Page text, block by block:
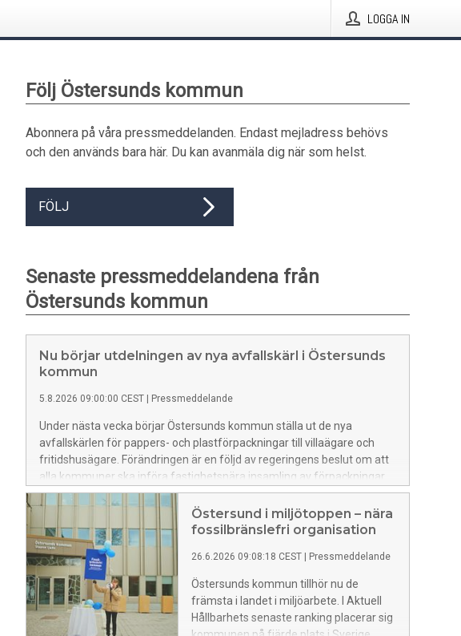
LOGGA IN
Följ Östersunds kommun
Abonnera på våra pressmeddelanden. Endast mejladress behövs
och den används bara här. Du kan avanmäla dig när som helst.
FÖLJ
Senaste pressmeddelandena från
Östersunds kommun
Nu börjar utdelningen av nya avfallskärl i Östersunds
kommun
5.8.2026 09:00:00 CEST Pressmeddelande
Under nästa vecka börjar Östersunds kommun ställa ut de nya
avfallskärlen för pappers- och plastförpackningar till villaägare och
fritidshusägare. Förändringen är en följd av regeringens beslut om att
alla kommuner ska införa fastighetsnära insamling av förpackningar.
Östersund i miljötoppen – nära
fossilbränslefri organisation
26.6.2026 09:08:18 CEST Pressmeddelande
Östersunds kommun tillhör nu de
främsta i landet i miljöarbete. I Aktuell
Hållbarhets senaste ranking placerar sig